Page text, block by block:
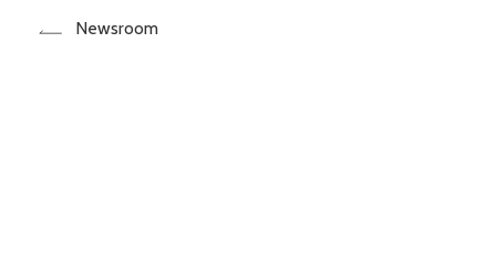
Newsroom